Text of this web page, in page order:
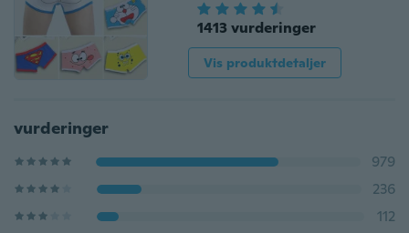
1413 vurderinger
Vis produktdetaljer
vurderinger
979
236
112